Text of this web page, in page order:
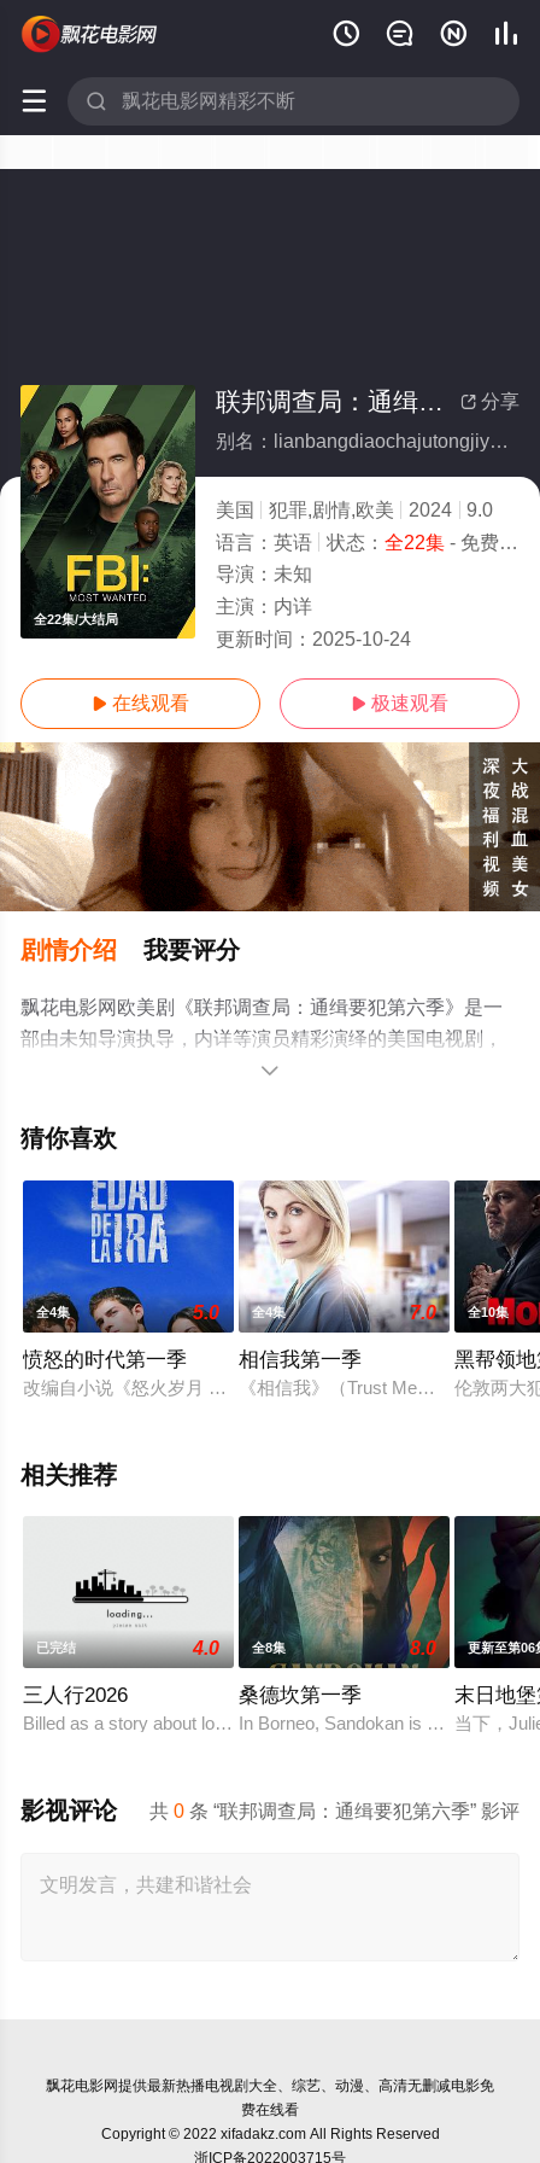
   
 
全22集/大结局
 分享
联邦调查局：通缉要犯第六季(全集)
别名：lianbangdiaochajutongjiyaofandiliuji
美国 犯罪,剧情,欧美 2024
9.0
语言： 英语 状态： 全22集- 免费在线观看
导演： 未知
主演： 内详
更新时间： 2025-10-24
 在线观看  极速观看
剧情介绍 我要评分
飘花电影网欧美剧《联邦调查局：通缉要犯第六季》是一
部由未知导演执导，内详等演员精彩演绎的美国电视剧，
大结局剧情已揭晓（全22集），手机免费观看高清未删减
豆瓣电视剧、电视猫或剧情网等平台了解。

猜你喜欢
全4集 5.0
愤怒的时代第一季
改编自小说《怒火岁月 La edad de la ira》又名愤怒的时代
全4集 7.0
相信我第一季
《相信我》（Trust Me）是继《代
全10集
黑帮领
伦敦两大
相关推荐
已完结 4.0
三人行2026
Billed as a story about love, sex and passion – a reflection of t
全8集 8.0
桑德坎第一季
In Borneo, Sandokan is a pirate who
更新至第06
末日地
当下，
共0 条 “联邦调查局：通缉要犯第六季” 影评
影视评论
飘花电影网提供最新热播电视剧大全、综艺、动漫、高清无删减电影免
费在线看
Copyright © 2022 xifadakz.com All Rights Reserved
浙ICP备2022003715号